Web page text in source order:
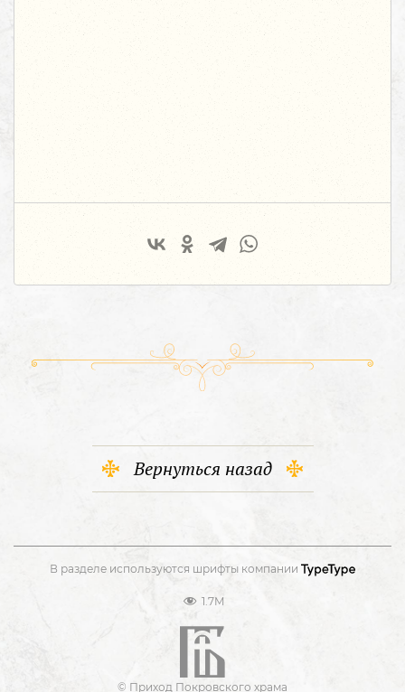
Вернуться назад
В разделе используются шрифты компании
1.7M
© Приход Покровского храма